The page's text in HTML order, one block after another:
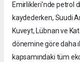
Emirlikleri’nde petrol
kaydederken, Suudi
Kuveyt, Lübnan ve
dönemine göre daha
kapsamındaki tüm